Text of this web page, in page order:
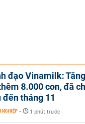
đạo Vinamilk:
8.000 con, đã
đến tháng 11
NGHIỆP - 1 phút trước